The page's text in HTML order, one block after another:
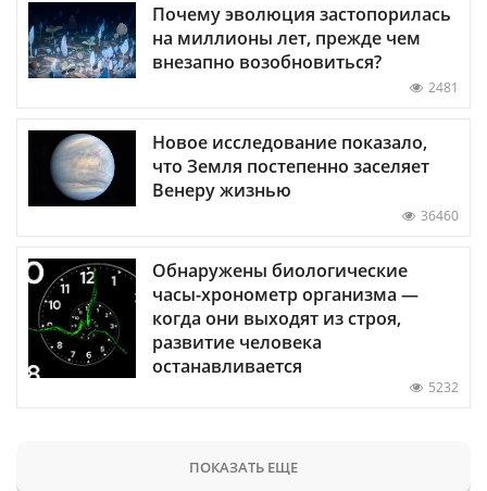
Почему эволюция застопорилась
на миллионы лет, прежде чем
внезапно возобновиться?
2481
Новое исследование показало,
что Земля постепенно заселяет
Венеру жизнью
36460
Обнаружены биологические
часы-хронометр организма —
когда они выходят из строя,
развитие человека
останавливается
5232
ПОКАЗАТЬ ЕЩЕ